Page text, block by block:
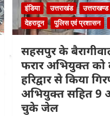
इंडिया उत्तराखंड उत्तराखण्ड
देहरादून
पुलिस एवं प्रशासन
सहसपुर के
फरार अभियुक्त
हरिद्वार से किया
अभियुक्त सहित 9
चुके जेल